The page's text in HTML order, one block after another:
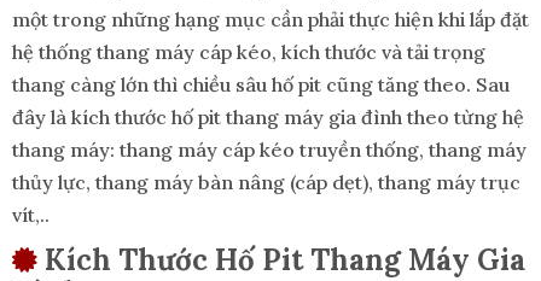
một trong những hạng mục cần phải thực hiện khi lắp đặt
hệ thống thang máy cáp kéo, kích thước và tải trọng
thang càng lớn thì chiều sâu hố pit cũng tăng theo. Sau
đây là kích thước hố pit thang máy gia đình theo từng hệ
thang máy: thang máy cáp kéo truyền thống, thang máy
thủy lực, thang máy bàn nâng (cáp dẹt), thang máy trục
vít,..
Kích Thước Hố Pit Thang Máy Gia